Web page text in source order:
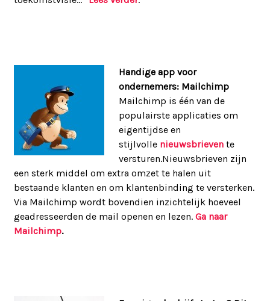
Handige app voor
ondernemers: Mailchimp
Mailchimp is één van de
populairste applicaties om
eigentijdse en
stijlvolle nieuwsbrievente
versturen.Nieuwsbrieven zijn
een sterk middel om extra omzet te halen uit
bestaande klanten en om klantenbinding te versterken.
Via Mailchimp wordt bovendien inzichtelijk hoeveel
geadresseerden de mail openen en lezen. Ga naar
Mailchimp.